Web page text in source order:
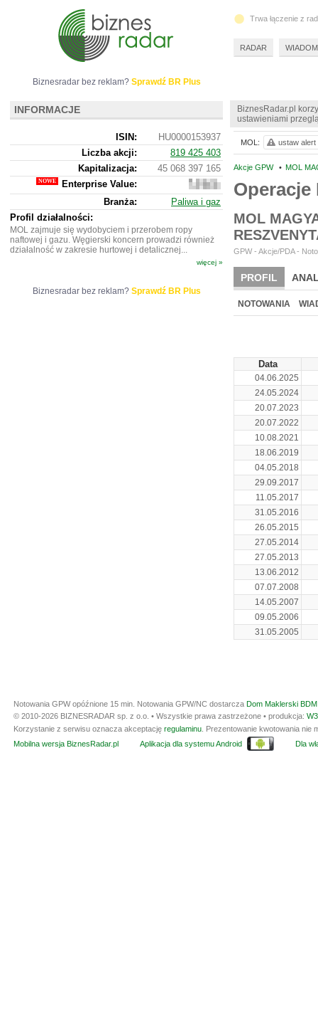
BiznesRadar.pl
ustawieniami
Akcje GPW • MOL
MOL
GPW - Akcje/PDA -
PROFIL
WYCENA BR
NOTOWANIA
Data
04.06.2025
24.05.2024
20.07.2023
20.07.2022
10.08.2021
18.06.2019
04.05.2018
29.09.2017
11.05.2017
31.05.2016
26.05.2015
27.05.2014
27.05.2013
13.06.2012
07.07.2008
14.05.2007
09.05.2006
31.05.2005
MOL: ustaw alert
Biznesradar bez reklam? Sprawdź BR Plus
INFORMACJE
ISIN:
HU0000153937
Liczba akcji:
819 425 403
Kapitalizacja:
45 068 397 165
Enterprise Value:
56
736
632
Branża:
Paliwa i gaz
Profil działalności:
MOL zajmuje się wydobyciem i przerobem ropy
naftowej i gazu. Węgierski koncern prowadzi również
działalność w zakresie hurtowej i detalicznej...
więcej »
Biznesradar bez reklam? Sprawdź BR Plus
Trwa łączenie z
RADAR
Notowania GPW opóźnione 15 min. Notowania GPW/NC dostarcza Dom Maklerski
© 2010-2026 BIZNESRADAR sp. z o.o. • Wszystkie prawa zastrzeżone • produkcja:
Korzystanie z serwisu oznacza akceptację regulaminu . Prezentowanie kwotowania
Mobilna wersja BiznesRadar.pl
Aplikacja dla systemu Android Dla